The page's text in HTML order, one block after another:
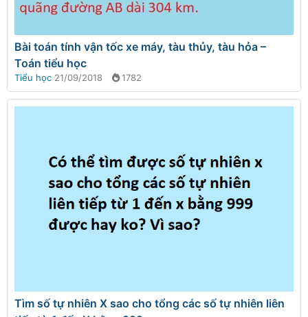
Bài toán tính vận tốc xe máy, tàu thủy, tàu hỏa –
Toán tiểu học
Tiểu học 21/09/2018 1782
Tìm số tự nhiên X sao cho tổng các số tự nhiên liên